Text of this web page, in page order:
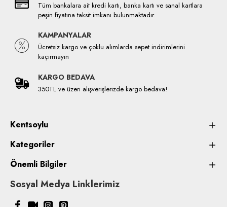
Tüm bankalara ait kredi kartı, banka kartı ve sanal kartlara
peşin fiyatına taksit imkanı bulunmaktadır.
KAMPANYALAR
Ücretsiz kargo ve çoklu alımlarda sepet indirimlerini
kaçırmayın
KARGO BEDAVA
350TL ve üzeri alışverişlerizde kargo bedava!
Kentsoylu
Kategoriler
Önemli Bilgiler
Sosyal Medya Linklerimiz